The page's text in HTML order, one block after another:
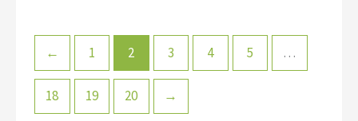
← 1 2 3 4 5 …
18 19 20 →